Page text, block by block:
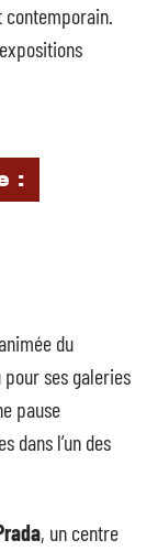
contemporain.
:
du
pour ses galeries
pause
dans l’un des
, un centre